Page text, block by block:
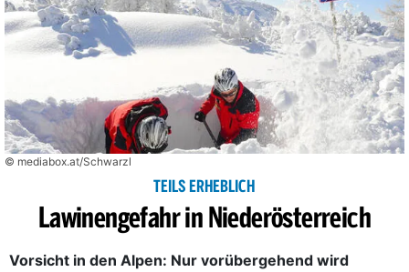
© mediabox.at/Schwarzl
TEILS ERHEBLICH
Lawinengefahr in Niederösterreich
Vorsicht in den Alpen: Nur vorübergehend wird